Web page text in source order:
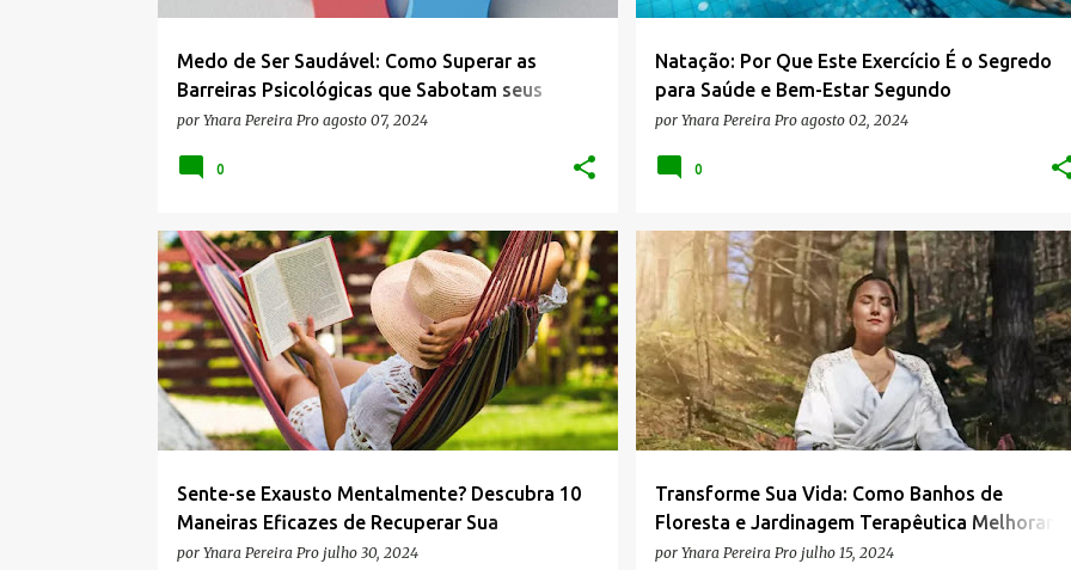
Medo de Ser Saudável: Como Superar as
Barreiras Psicológicas que Sabotam seus
Objetivos de Saúde
por Ynara Pereira Pro agosto 07, 2024
0
Natação: Por Que Este Exercício É o Segredo
para Saúde e Bem-Estar Segundo
Especialistas?
por Ynara Pereira Pro agosto 02, 2024
0
Sente-se Exausto Mentalmente? Descubra 10
Maneiras Eficazes de Recuperar Sua
Concentração
por Ynara Pereira Pro julho 30, 2024
BEM-ESTAR CANSAÇO MENTAL DICAS PRÁTICAS +4
Transforme Sua Vida: Como Banhos de
Floresta e Jardinagem Terapêutica Melhoram
Seu Bem-Estar
por Ynara Pereira Pro julho 15, 2024
BANHOS DE FLORESTA BEM-ESTAR BIOFILIA +4